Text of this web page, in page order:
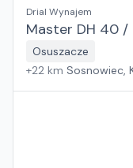
Drial Wynajem
Master DH 40 /
Osuszacze
+22 km Sosnowiec,